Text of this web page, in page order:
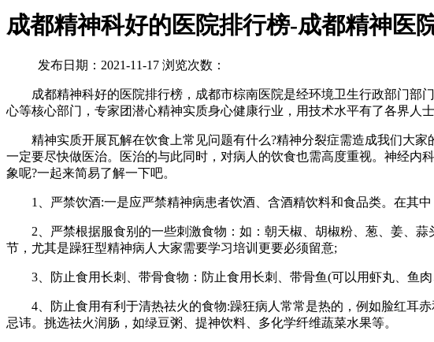
成都精神科好的医院排行榜-成都精神医
发布日期：2021-11-17 浏览次数：
成都精神科好的医院排行榜，成都市棕南医院是经环境卫生行政部门部
心等核心部门，专家团潜心精神实质身心健康行业，用技术水平有了各界人
精神实质开展瓦解在饮食上常见问题有什么?精神分裂症需造成我们大家
一定要尽快做医治。医治的与此同时，对病人的饮食也需高度重视。神经
象呢?一起来简易了解一下吧。
1、严禁饮酒:一是应严禁精神病患者饮酒、含酒精饮料和食品类。在其中
2、严禁根据服食别的一些刺激食物：如：朝天椒、胡椒粉、葱、姜、蒜
节，尤其是躁狂型精神病人大家需要学习培训更要必须留意;
3、防止食用长刺、带骨食物：防止食用长刺、带骨鱼(可以用虾丸、鱼
4、防止食用有利于清热祛火的食物:躁狂病人常常是热的，例如脸红耳赤
忌讳。挑选祛火润肠，如绿豆粥、提神饮料、多化学纤维蔬菜水果等。